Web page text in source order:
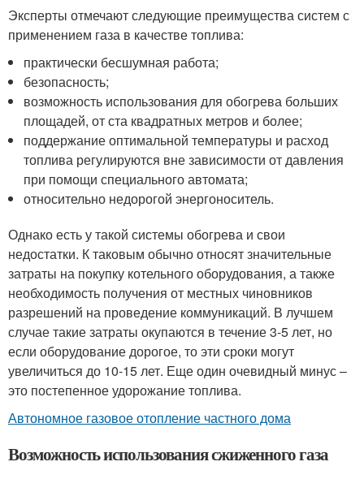
Эксперты отмечают следующие преимущества систем с
применением газа в качестве топлива:
практически бесшумная работа;
безопасность;
возможность использования для обогрева больших
площадей, от ста квадратных метров и более;
поддержание оптимальной температуры и расход
топлива регулируются вне зависимости от давления
при помощи специального автомата;
относительно недорогой энергоноситель.
Однако есть у такой системы обогрева и свои
недостатки. К таковым обычно относят значительные
затраты на покупку котельного оборудования, а также
необходимость получения от местных чиновников
разрешений на проведение коммуникаций. В лучшем
случае такие затраты окупаются в течение 3-5 лет, но
если оборудование дорогое, то эти сроки могут
увеличиться до 10-15 лет. Еще один очевидный минус –
это постепенное удорожание топлива.
Автономное газовое отопление частного дома
Возможность использования сжиженного газа